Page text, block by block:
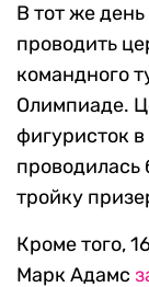
В тот же
проводить
командного
Олимпиаде.
фигуристок
проводилась
тройку
Кроме того,
Марк Адамс